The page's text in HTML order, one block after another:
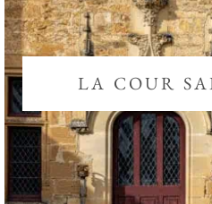
LA COUR